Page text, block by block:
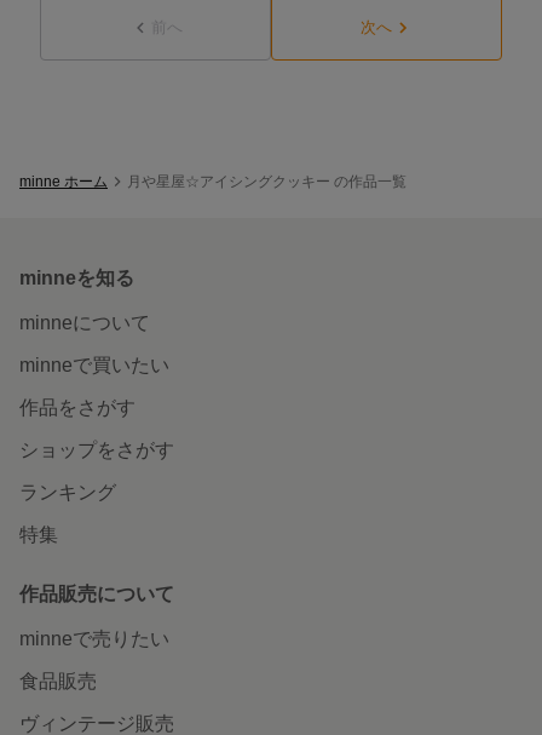
前へ 次へ
minne ホーム 月や星屋☆アイシングクッキー の作品一覧
minneを知る
minneについて
minneで買いたい
作品をさがす
ショップをさがす
ランキング
特集
作品販売について
minneで売りたい
食品販売
ヴィンテージ販売